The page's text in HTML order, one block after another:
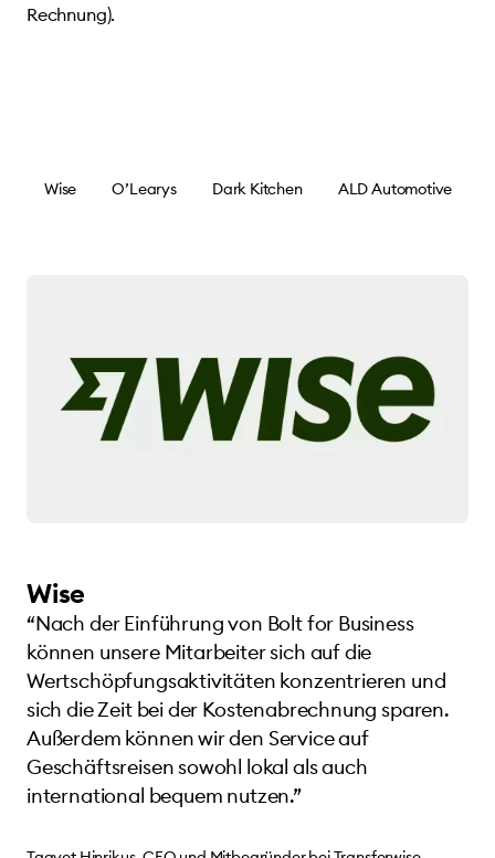
Rechnung).
Wise O’Learys Dark Kitchen ALD Automotive
Wise
“Nach der Einführung von Bolt for Business
können unsere Mitarbeiter sich auf die
Wertschöpfungsaktivitäten konzentrieren und
sich die Zeit bei der Kostenabrechnung sparen.
Außerdem können wir den Service auf
Geschäftsreisen sowohl lokal als auch
international bequem nutzen.”